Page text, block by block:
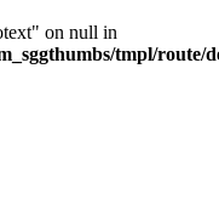
on null in
tmpl/route/